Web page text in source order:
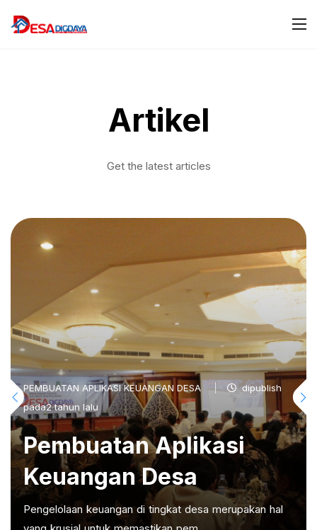
Artikel
Get the latest articles
PEMBUATAN APLIKASI KEUANGAN DESA
dipublish
pada2 tahun lalu
Pembuatan Aplikasi
Keuangan Desa
Pengelolaan keuangan di tingkat desa merupakan hal